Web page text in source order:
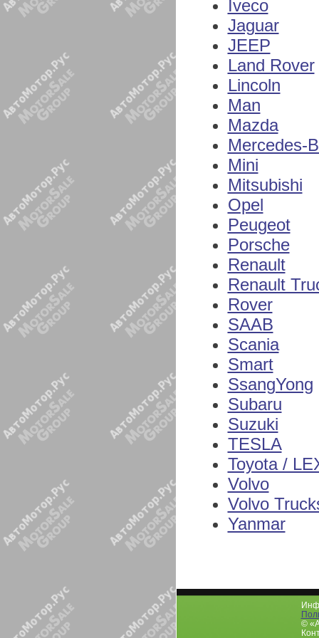
Iveco
Jaguar
JEEP
Land Rover
Lincoln
Man
Mazda
Mercedes-
Mini
Mitsubishi
Opel
Peugeot
Porsche
Renault
Renault
Rover
SAAB
Scania
Smart
SsangYong
Subaru
Suzuki
TESLA
Toyota /
Volvo
Volvo
Yanmar
©